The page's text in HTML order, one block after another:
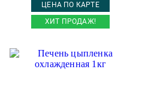
ЦЕНА ПО КАРТЕ
ХИТ ПРОДАЖ!